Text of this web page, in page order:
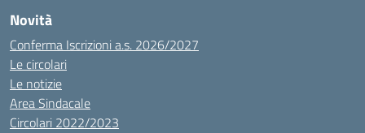
Novità
Conferma Iscrizioni a.s. 2026/2027
Le circolari
Le notizie
Area Sindacale
Circolari 2022/2023